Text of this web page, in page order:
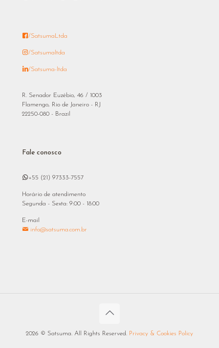
/SatsumaLtda
/Satsumaltda
/Satsuma-ltda
R. Senador Euzébio, 46 / 1003
Flamengo, Rio de Janeiro - RJ
22250-080 - Brazil
Fale conosco
+55 (21) 97333-7557
Horário de atendimento
Segunda - Sexta: 9:00 - 18:00
E-mail
info@satsuma.com.br
2026 © Satsuma. All Rights Reserved. Privacy & Cookies Policy